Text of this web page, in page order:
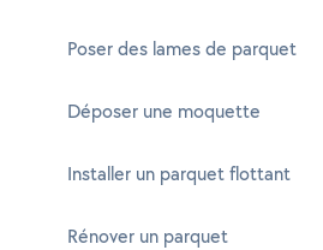
Poser des lames de parquet
Déposer une moquette
Installer un parquet flottant
Rénover un parquet